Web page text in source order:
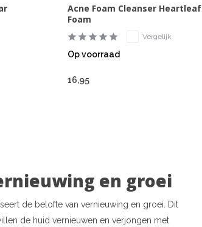
Acne Foam Cleanser Heartleaf
Foam
Vergelijk
Op voorraad
16,95
en groei
de belofte van vernieuwing en groei. Dit
de huid vernieuwen en verjongen met